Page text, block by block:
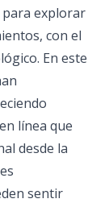
explorar
con el
En este
línea que
desde la
sentir